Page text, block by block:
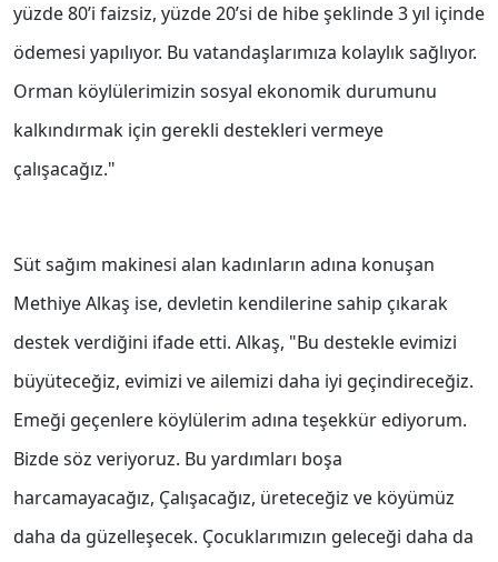
yüzde 80’i faizsiz, yüzde 20’si de hibe şeklinde 3 yıl içinde
ödemesi yapılıyor. Bu vatandaşlarımıza kolaylık sağlıyor.
Orman köylülerimizin sosyal ekonomik durumunu
kalkındırmak için gerekli destekleri vermeye
çalışacağız."
Süt sağım makinesi alan kadınların adına konuşan
Methiye Alkaş ise, devletin kendilerine sahip çıkarak
destek verdiğini ifade etti. Alkaş, "Bu destekle evimizi
büyüteceğiz, evimizi ve ailemizi daha iyi geçindireceğiz.
Emeği geçenlere köylülerim adına teşekkür ediyorum.
Bizde söz veriyoruz. Bu yardımları boşa
harcamayacağız, Çalışacağız, üreteceğiz ve köyümüz
daha da güzelleşecek. Çocuklarımızın geleceği daha da